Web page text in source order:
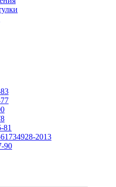
81
2013
90